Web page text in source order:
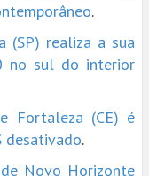
.
(SP) realiza a sua
no sul do interior
Fortaleza (CE) é
desativado.
Novo Horizonte